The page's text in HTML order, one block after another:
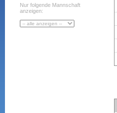
Nur folgende Mannschaft
anzeigen: